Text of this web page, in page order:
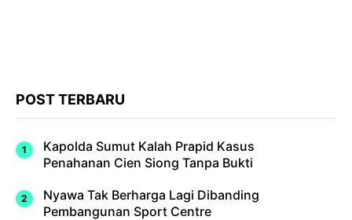
POST TERBARU
Kapolda Sumut Kalah Prapid Kasus
Penahanan Cien Siong Tanpa Bukti
Nyawa Tak Berharga Lagi Dibanding
Pembangunan Sport Centre